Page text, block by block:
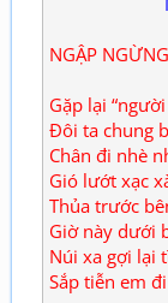
NGẬP NGỪNG
Gặp lại
Đôi ta chung
Chân đi nhè
Gió lướt xạc
Thủa trước
Giờ này dưới
Núi xa gợi lại
Sắp tiễn em